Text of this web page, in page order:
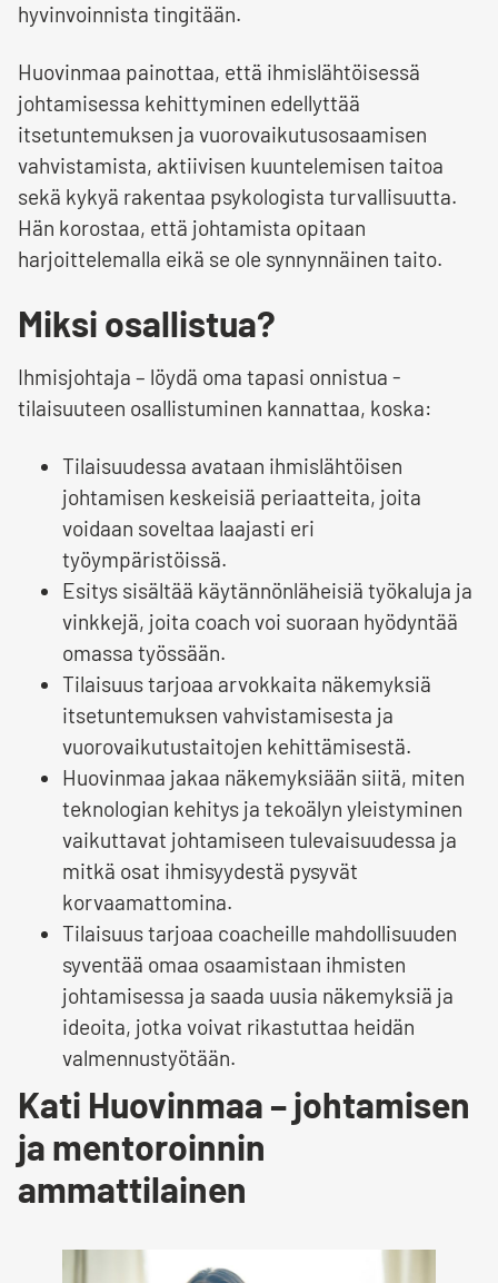
hyvinvoinnista tingitään.
Huovinmaa painottaa, että ihmislähtöisessä
johtamisessa kehittyminen edellyttää
itsetuntemuksen ja vuorovaikutusosaamisen
vahvistamista, aktiivisen kuuntelemisen taitoa
sekä kykyä rakentaa psykologista turvallisuutta.
Hän korostaa, että johtamista opitaan
harjoittelemalla eikä se ole synnynnäinen taito.
Miksi osallistua?
Ihmisjohtaja – löydä oma tapasi onnistua -
tilaisuuteen osallistuminen kannattaa, koska:
Tilaisuudessa avataan ihmislähtöisen
johtamisen keskeisiä periaatteita, joita
voidaan soveltaa laajasti eri
työympäristöissä.
Esitys sisältää käytännönläheisiä työkaluja ja
vinkkejä, joita coach voi suoraan hyödyntää
omassa työssään.
Tilaisuus tarjoaa arvokkaita näkemyksiä
itsetuntemuksen vahvistamisesta ja
vuorovaikutustaitojen kehittämisestä.
Huovinmaa jakaa näkemyksiään siitä, miten
teknologian kehitys ja tekoälyn yleistyminen
vaikuttavat johtamiseen tulevaisuudessa ja
mitkä osat ihmisyydestä pysyvät
korvaamattomina.
Tilaisuus tarjoaa coacheille mahdollisuuden
syventää omaa osaamistaan ihmisten
johtamisessa ja saada uusia näkemyksiä ja
ideoita, jotka voivat rikastuttaa heidän
valmennustyötään.
Kati Huovinmaa – johtamisen
ja mentoroinnin
ammattilainen